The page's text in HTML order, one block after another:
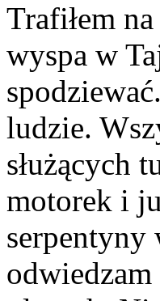
Trafiłem
wyspa w
ludzie.
służących
motorek i
serpentyny